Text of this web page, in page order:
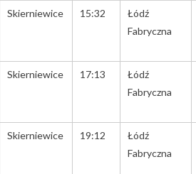
Skierniewice 15:32
Łódź
Fabryczna
Skierniewice 17:13
Łódź
Fabryczna
Skierniewice 19:12
Łódź
Fabryczna